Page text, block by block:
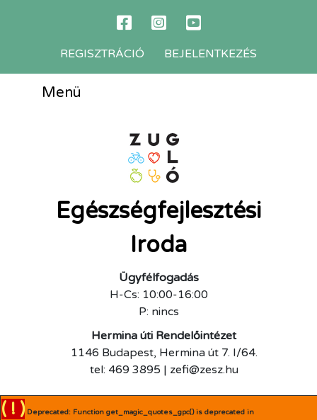
REGISZTRÁCIÓ BEJELENTKEZÉS
Menü
Egészségfejlesztési
Iroda
Ügyfélfogadás
H-Cs: 10:00-16:00
P: nincs
Hermina úti Rendelőintézet
1146 Budapest, Hermina út 7. I/64.
tel: 469 3895 | zefi@zesz.hu
( ! ) Deprecated: Function get_magic_quotes_gpc() is deprecated in